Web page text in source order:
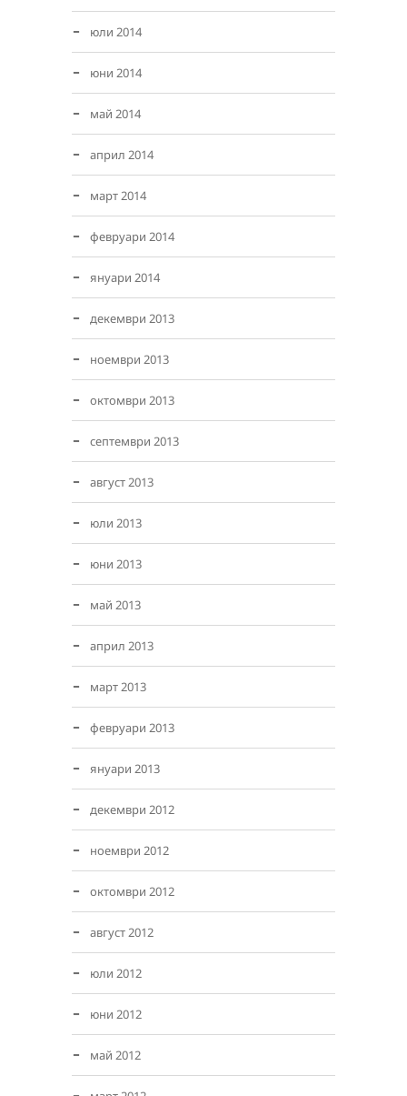
юли 2014
юни 2014
май 2014
април 2014
март 2014
февруари 2014
януари 2014
декември 2013
ноември 2013
октомври 2013
септември 2013
август 2013
юли 2013
юни 2013
май 2013
април 2013
март 2013
февруари 2013
януари 2013
декември 2012
ноември 2012
октомври 2012
август 2012
юли 2012
юни 2012
май 2012